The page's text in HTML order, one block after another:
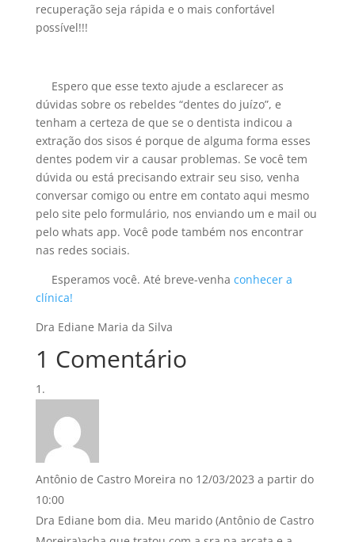
recuperação seja rápida e o mais confortável
possível!!!
Espero que esse texto ajude a esclarecer as
dúvidas sobre os rebeldes “dentes do juízo”, e
tenham a certeza de que se o dentista indicou a
extração dos sisos é porque de alguma forma esses
dentes podem vir a causar problemas. Se você tem
dúvida ou está precisando extrair seu siso, venha
conversar comigo ou entre em contato aqui mesmo
pelo site pelo formulário, nos enviando um e mail ou
pelo whats app. Você pode também nos encontrar
nas redes sociais.
Esperamos você. Até breve-venha conhecer a
clínica!
Dra Ediane Maria da Silva
1 Comentário
Antônio de Castro Moreira no 12/03/2023 a partir do
10:00
Dra Ediane bom dia. Meu marido (Antônio de Castro